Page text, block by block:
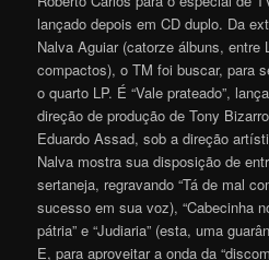
lançado depois em CD duplo. Da
Nalva Aguiar (catorze álbuns, entre
compactos), o TM foi buscar, para
o quarto LP. É “Vale prateado”,
direção de produção de Tony
Eduardo Assad, sob a direção
Nalva mostra sua disposição de
sertaneja, regravando “Tá de mal
sucesso em sua voz), “Cabecinha
pátria” e “Judiaria” (esta, uma
E, para aproveitar a onda da